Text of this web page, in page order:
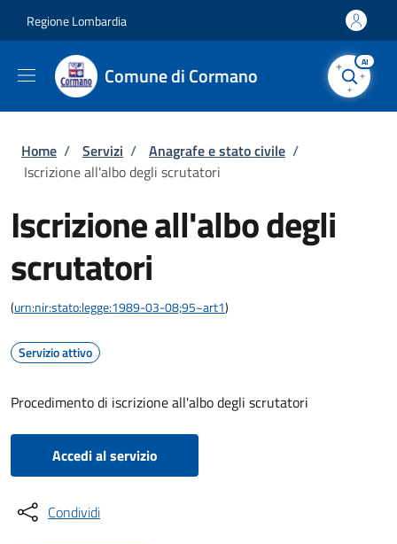
Regione Lombardia
Comune di Cormano
AI
Briciole di pane
Home / Servizi / Anagrafe e stato civile /
Iscrizione all'albo degli scrutatori
Iscrizione all'albo degli
scrutatori
(urn:nir:stato:legge:1989-03-08;95~art1)
Servizio attivo
Procedimento di iscrizione all'albo degli scrutatori
Accedi al servizio
Condividi